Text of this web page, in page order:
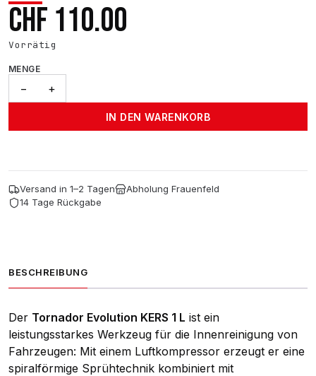
CHF 110.00
Vorrätig
MENGE
− +
IN DEN WARENKORB
Versand in 1–2 Tagen
Abholung Frauenfeld
14 Tage Rückgabe
BESCHREIBUNG
Der Tornador Evolution KERS 1 L ist ein
leistungsstarkes Werkzeug für die Innenreinigung von
Fahrzeugen: Mit einem Luftkompressor erzeugt er eine
spiralförmige Sprühtechnik kombiniert mit